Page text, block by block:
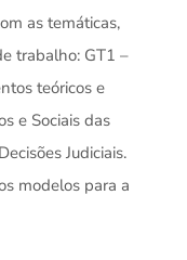
as temáticas,
trabalho: GT1 –
teóricos e
e Sociais das
Judiciais.
modelos para a